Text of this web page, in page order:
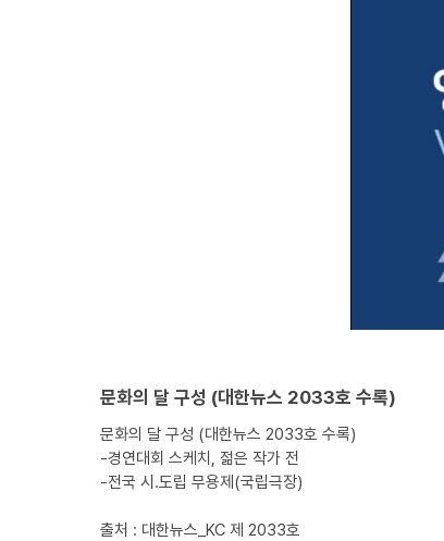
문화의 달 구성 (대한뉴스 2033호 수록)
문화의 달 구성 (대한뉴스 2033호 수록)
-경연대회 스케치, 젊은 작가 전
-전국 시.도립 무용제(국립극장)
출처 : 대한뉴스_KC 제 2033호